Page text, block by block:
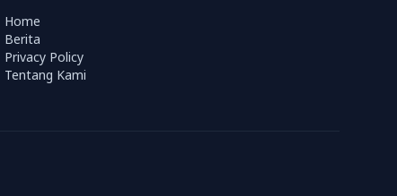
Home
Berita
Privacy Policy
Tentang Kami